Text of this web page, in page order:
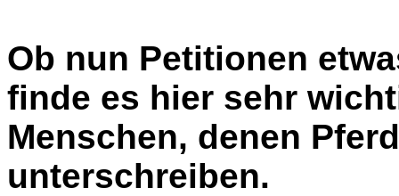
Ob nun Petitionen
finde es hier sehr
Menschen, denen
unterschreiben.